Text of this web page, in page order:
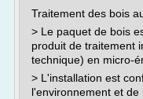
Traitement des bois
> Le paquet de bois
produit de traitement
technique) en micro-
> L'installation est
l'environnement et